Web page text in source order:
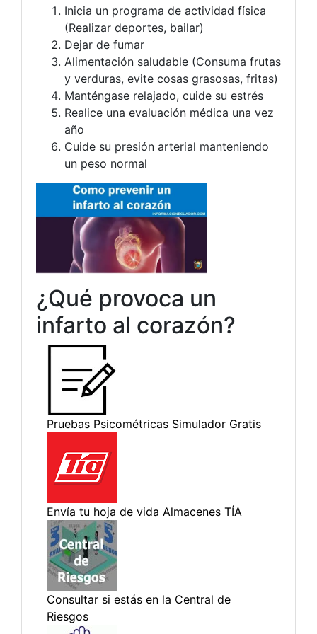
Inicia un programa de actividad física
(Realizar deportes, bailar)
Dejar de fumar
Alimentación saludable (Consuma frutas
y verduras, evite cosas grasosas, fritas)
Manténgase relajado, cuide su estrés
Realice una evaluación médica una vez
año
Cuide su presión arterial manteniendo
un peso normal
¿Qué provoca un
infarto al corazón?